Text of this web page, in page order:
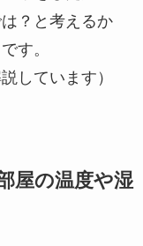
？と考えるか
す。
しています）
屋の温度や湿